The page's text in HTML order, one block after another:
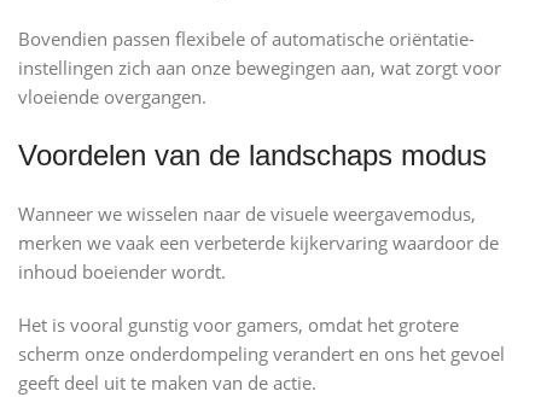
Bovendien passen flexibele of automatische oriëntatie-
instellingen zich aan onze bewegingen aan, wat zorgt voor
vloeiende overgangen.
Voordelen van de landschaps modus
Wanneer we wisselen naar de visuele weergavemodus,
merken we vaak een verbeterde kijkervaring waardoor de
inhoud boeiender wordt.
Het is vooral gunstig voor gamers, omdat het grotere
scherm onze onderdompeling verandert en ons het gevoel
geeft deel uit te maken van de actie.